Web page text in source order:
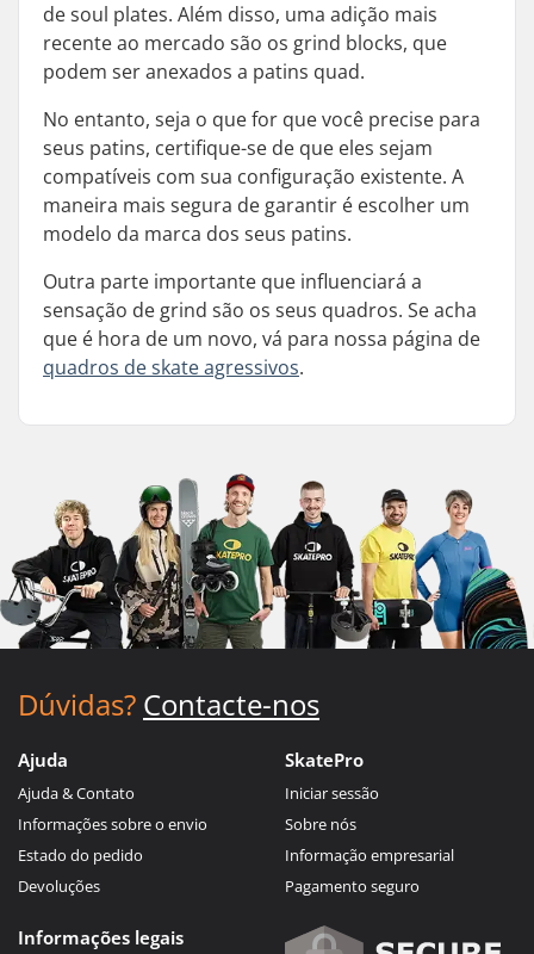
de soul plates. Além disso, uma adição mais
recente ao mercado são os grind blocks, que
podem ser anexados a patins quad.
No entanto, seja o que for que você precise para
seus patins, certifique-se de que eles sejam
compatíveis com sua configuração existente. A
maneira mais segura de garantir é escolher um
modelo da marca dos seus patins.
Outra parte importante que influenciará a
sensação de grind são os seus quadros. Se acha
que é hora de um novo, vá para nossa página de
quadros de skate agressivos.
Dúvidas? Contacte-nos
Ajuda
Ajuda & Contato
Informações sobre o envio
Estado do pedido
Devoluções
SkatePro
Iniciar sessão
Sobre nós
Informação empresarial
Pagamento seguro
Informações legais